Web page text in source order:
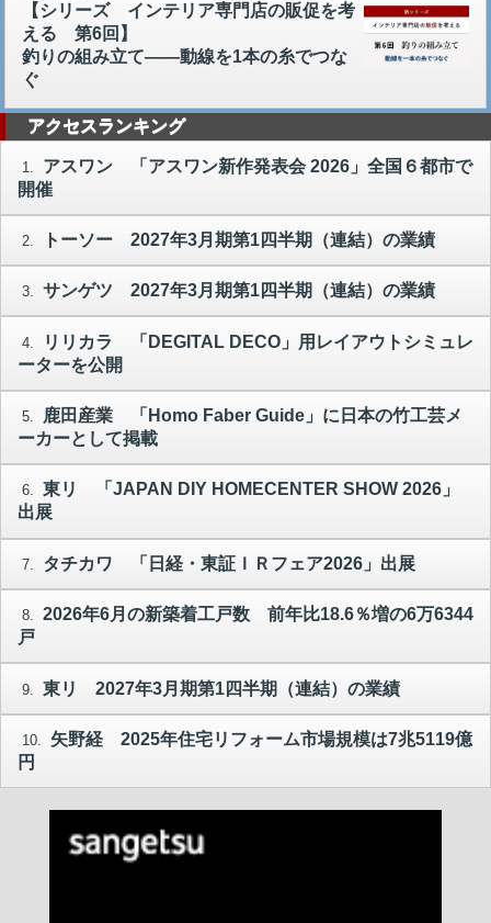
【シリーズ インテリア専門店の販促を考
える 第6回】
釣りの組み立て――動線を1本の糸でつな
ぐ
アクセスランキング
1.
アスワン 「アスワン新作発表会 2026」全国６都市で
開催
2. トーソー 2027年3月期第1四半期（連結）の業績
3. サンゲツ 2027年3月期第1四半期（連結）の業績
4.
リリカラ 「DEGITAL DECO」用レイアウトシミュレ
ーターを公開
5.
鹿田産業 「Homo Faber Guide」に日本の竹工芸メ
ーカーとして掲載
6. 東リ 「JAPAN DIY HOMECENTER SHOW 2026」
出展
7. タチカワ 「日経・東証ＩＲフェア2026」出展
8. 2026年6月の新築着工戸数 前年比18.6％増の6万6344
戸
9. 東リ 2027年3月期第1四半期（連結）の業績
10.
矢野経 2025年住宅リフォーム市場規模は7兆5119億
円